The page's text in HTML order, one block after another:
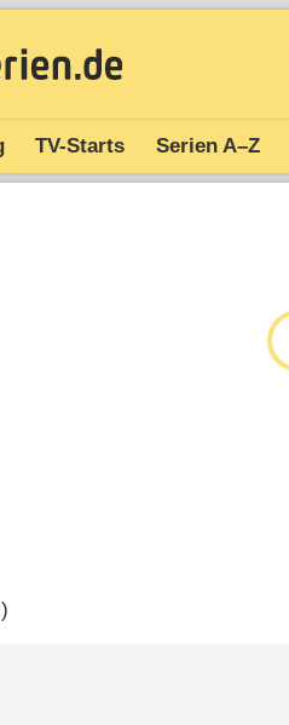
TV-Starts Serien A–Z